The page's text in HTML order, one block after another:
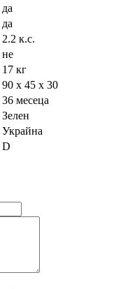
да
да
2.2 к.с.
не
17 кг
90 x 45 x 30
36 месеца
Зелен
Украйна
D